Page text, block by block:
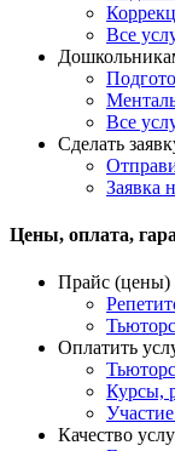
Все
Все
Сделать
Заявка
Цены, оплата,
Прайс (цены)
Оплатить
Курсы,
Качество